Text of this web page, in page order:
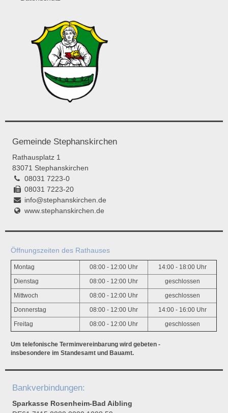
Gemeinde Stephanskirchen
Rathausplatz 1
83071 Stephanskirchen
08031 7223-0
08031 7223-20
info@stephanskirchen.de
www.stephanskirchen.de
Öffnungszeiten des Rathauses
Montag 08:00 - 12:00 Uhr 14:00 - 18:00 Uhr
Dienstag 08:00 - 12:00 Uhr geschlossen
Mittwoch 08:00 - 12:00 Uhr geschlossen
Donnerstag 08:00 - 12:00 Uhr 14:00 - 16:00 Uhr
Freitag 08:00 - 12:00 Uhr geschlossen
Um telefonische Terminvereinbarung wird gebeten -
insbesondere im Standesamt und Bauamt.
Bankverbindungen:
Sparkasse Rosenheim-Bad Aibling